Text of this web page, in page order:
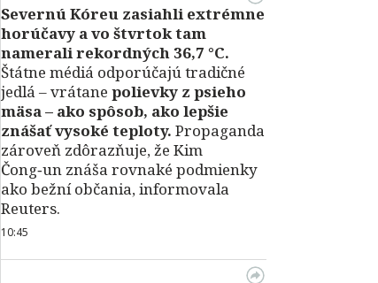
Severnú Kóreu zasiahli extrémne
horúčavy a vo štvrtok tam
namerali rekordných 36,7 °C.
Štátne médiá odporúčajú tradičné
jedlá – vrátane polievky z psieho
mäsa – ako spôsob, ako lepšie
znášať vysoké teploty. Propaganda
zároveň zdôrazňuje, že Kim
Čong‑un znáša rovnaké podmienky
ako bežní občania, informovala
Reuters.
10:45